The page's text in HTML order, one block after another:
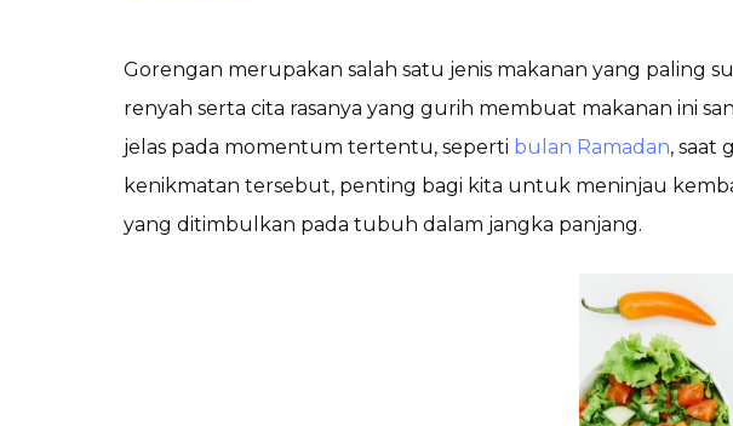
Gorengan merupakan salah satu jenis makanan yang paling
renyah serta cita rasanya yang gurih membuat makanan ini
jelas pada momentum tertentu, seperti bulan Ramadan, saat
kenikmatan tersebut, penting bagi kita untuk meninjau
yang ditimbulkan pada tubuh dalam jangka panjang.